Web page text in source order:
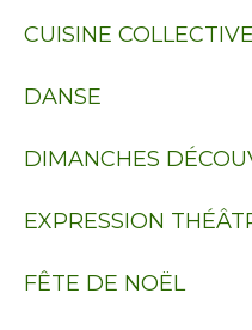
CUISINE COLLECTIVE
DANSE
DIMANCHES
EXPRESSION
FÊTE DE NOËL